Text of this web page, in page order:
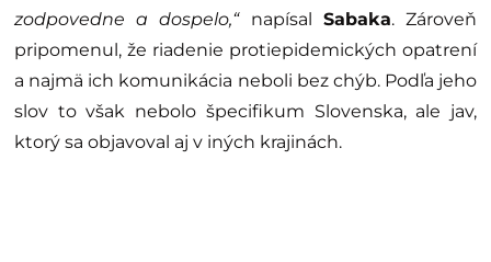
zodpovedne a dospelo,“napísal Sabaka. Zároveň
pripomenul, že riadenie protiepidemických opatrení
a najmä ich komunikácia neboli bez chýb. Podľa jeho
slov to však nebolo špecifikum Slovenska, ale jav,
ktorý sa objavoval aj v iných krajinách.